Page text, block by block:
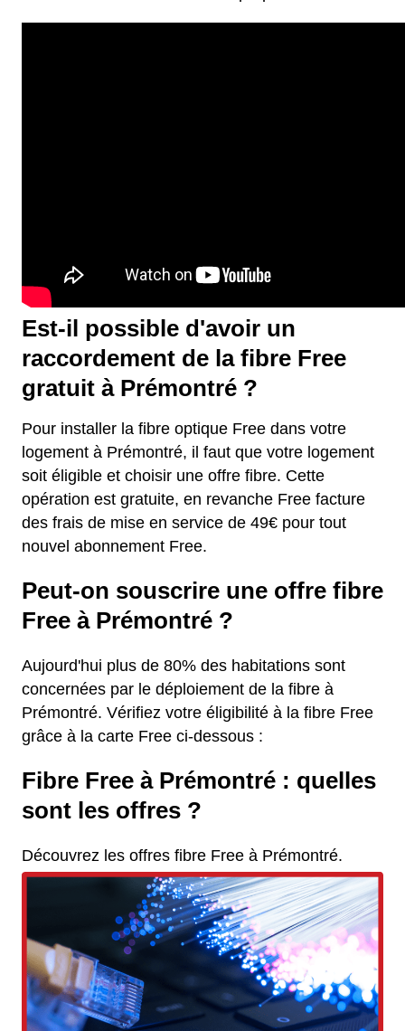
Est-il possible d'avoir un
raccordement de la fibre Free
gratuit à Prémontré ?
Pour installer la fibre optique Free dans votre
logement à Prémontré, il faut que votre logement
soit éligible et choisir une offre fibre. Cette
opération est gratuite, en revanche Free facture
des frais de mise en service de 49€ pour tout
nouvel abonnement Free.
Peut-on souscrire une offre fibre
Free à Prémontré ?
Aujourd'hui plus de 80% des habitations sont
concernées par le déploiement de la fibre à
Prémontré. Vérifiez votre éligibilité à la fibre Free
grâce à la carte Free ci-dessous :
Fibre Free à Prémontré : quelles
sont les offres ?
Découvrez les offres fibre Free à Prémontré.